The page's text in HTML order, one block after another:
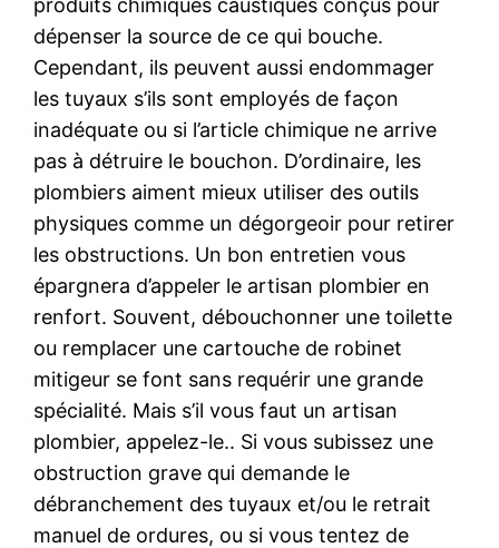
produits chimiques caustiques conçus pour
dépenser la source de ce qui bouche.
Cependant, ils peuvent aussi endommager
les tuyaux s’ils sont employés de façon
inadéquate ou si l’article chimique ne arrive
pas à détruire le bouchon. D’ordinaire, les
plombiers aiment mieux utiliser des outils
physiques comme un dégorgeoir pour retirer
les obstructions. Un bon entretien vous
épargnera d’appeler le artisan plombier en
renfort. Souvent, débouchonner une toilette
ou remplacer une cartouche de robinet
mitigeur se font sans requérir une grande
spécialité. Mais s’il vous faut un artisan
plombier, appelez-le.. Si vous subissez une
obstruction grave qui demande le
débranchement des tuyaux et/ou le retrait
manuel de ordures, ou si vous tentez de